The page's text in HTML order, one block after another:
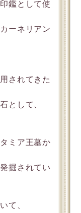
鑑として使
ーネリアン
されてきた
として、
ミア王墓か
掘されてい
て、